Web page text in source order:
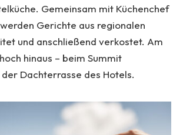
Gemeinsam mit Küchenchef
Gerichte aus regionalen
und anschließend verkostet. Am
hinaus – beim Summit
Dachterrasse des Hotels.